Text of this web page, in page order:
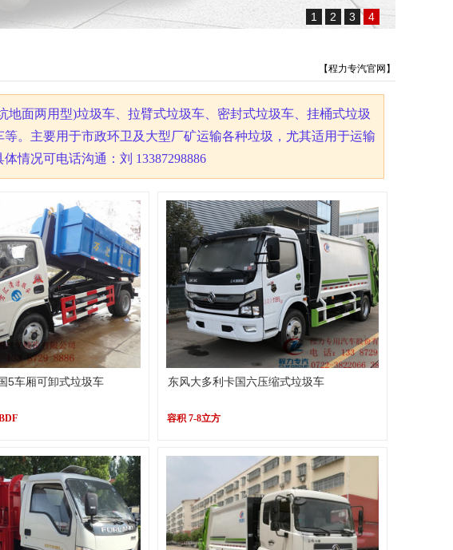
1 2 3 4
【程力专汽官网】
面两用型)垃圾车、拉臂式垃圾车、密封式垃圾车、挂桶式垃圾
。主要用于市政环卫及大型厂矿运输各种垃圾，尤其适用于运输
情况可电话沟通：刘 13387298886
5车厢可卸式垃圾车 东风大多利卡国六压缩式垃圾车
容积 7-8立方